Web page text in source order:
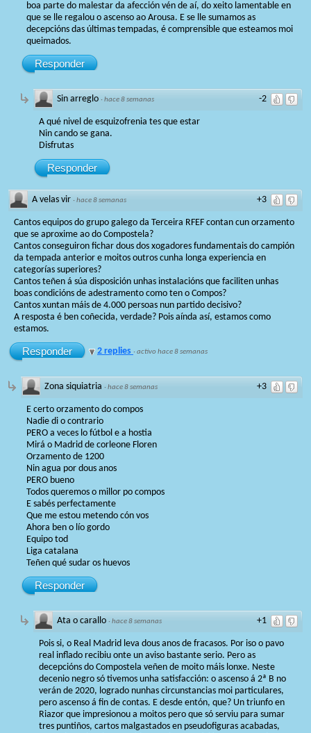
boa parte do malestar da afección vén de aí, do xeito lamentable en
que se lle regalou o ascenso ao Arousa. E se lle sumamos as
decepcións das últimas tempadas, é comprensible que esteamos moi
queimados.
Responder
-2
Sin arreglo ·hace 8 semanas
A qué nivel de esquizofrenia tes que estar
Nin cando se gana.
Disfrutas
Responder
+3
A velas vir ·hace 8 semanas
Cantos equipos do grupo galego da Terceira RFEF contan cun orzamento
que se aproxime ao do Compostela?
Cantos conseguiron fichar dous dos xogadores fundamentais do campión
da tempada anterior e moitos outros cunha longa experiencia en
categorías superiores?
Cantos teñen á súa disposición unhas instalacións que faciliten unhas
boas condicións de adestramento como ten o Compos?
Cantos xuntan máis de 4.000 persoas nun partido decisivo?
A resposta é ben coñecida, verdade? Pois aínda así, estamos como
estamos.
Responder 2 replies ·activo hace 8 semanas
+3
Zona siquiatria ·hace 8 semanas
E certo orzamento do compos
Nadie di o contrario
PERO a veces lo fútbol e a hostia
Mirá o Madrid de corleone Floren
Orzamento de 1200
Nin agua por dous anos
PERO bueno
Todos queremos o millor po compos
E sabés perfectamente
Que me estou metendo cón vos
Ahora ben o lío gordo
Equipo tod
Liga catalana
Teñen qué sudar os huevos
Responder
+1
Ata o carallo ·hace 8 semanas
Pois si, o Real Madrid leva dous anos de fracasos. Por iso o pavo
real inflado recibiu onte un aviso bastante serio. Pero as
decepcións do Compostela veñen de moito máis lonxe. Neste
decenio negro só tivemos unha satisfacción: o ascenso á 2ª B no
verán de 2020, logrado nunhas circunstancias moi particulares,
pero ascenso á fin de contas. E desde entón, que? Un triunfo en
Riazor que impresionou a moitos pero que só serviu para sumar
tres puntiños, cartos malgastados en pseudofiguras acabadas,